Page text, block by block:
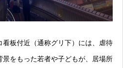
板付近（通称グリ下）には、虐待
をもった若者や子どもが、居場所